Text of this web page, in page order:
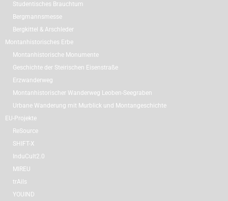
Studentisches Brauchtum
Bergmannsmesse
Bergkittel & Arschleder
Montanhistorisches Erbe
Montanhistorische Monumente
Geschichte der Steirischen Eisenstraße
Erzwanderweg
Montanhistorischer Wanderweg Leoben-Seegraben
Urbane Wanderung mit Murblick und Montangeschichte
EU-Projekte
ReSource
SHIFT-X
InduCult2.0
MIREU
trAils
YOUIND